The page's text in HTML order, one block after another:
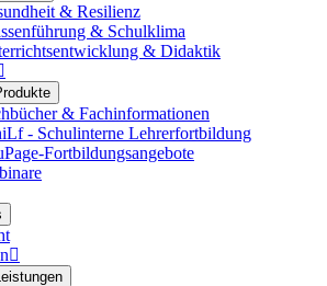
& Resilienz
& Schulklima
& Didaktik
& Fachinformationen
- Schulinterne Lehrerfortbildung
Fortbildungsangebote
